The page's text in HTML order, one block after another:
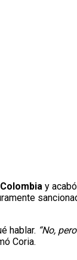
y
hablar. “No,
Coria.